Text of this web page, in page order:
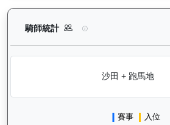
騎師統計 運來伍寶（J153）—